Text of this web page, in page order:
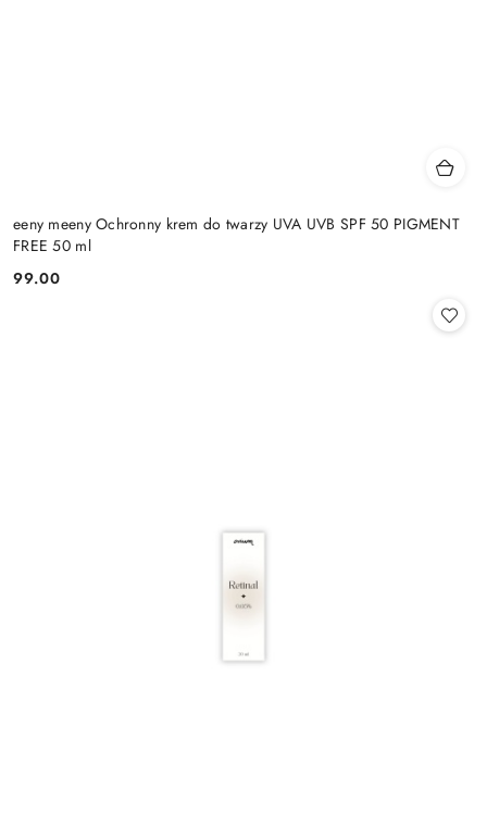
eeny meeny Ochronny krem do twarzy UVA UVB SPF 50 PIGMENT
FREE 50 ml
Cena:
99.00